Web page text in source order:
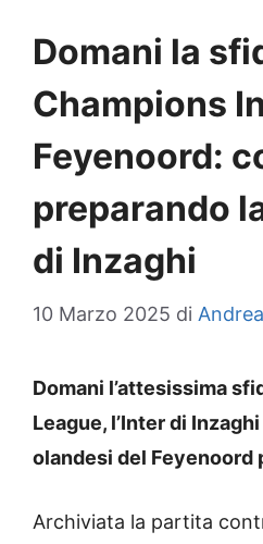
Domani la
Champions
Feyenoord:
preparando
di Inzaghi
10 Marzo 2025 di
Domani l’attesissima
League, l’Inter di
olandesi del Feyenoord
Archiviata la partita